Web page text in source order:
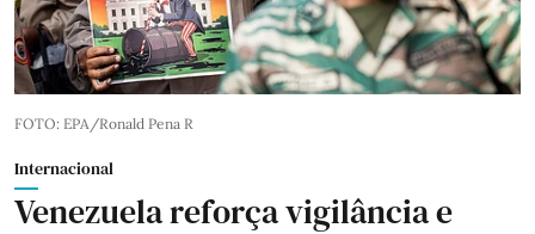
FOTO: EPA/Ronald Pena R
Internacional
Venezuela reforça vigilância e